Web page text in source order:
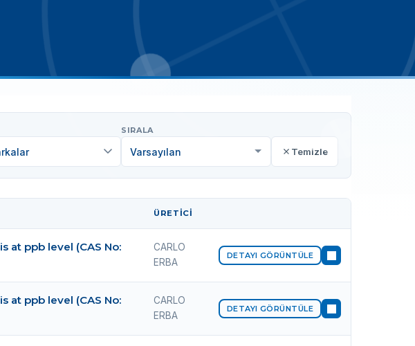
SIRALA
Temizle
ÜRETICI
at ppb level (CAS No:
CARLO
ERBA
DETAYI GÖRÜNTÜLE
at ppb level (CAS No:
CARLO
ERBA
DETAYI GÖRÜNTÜLE